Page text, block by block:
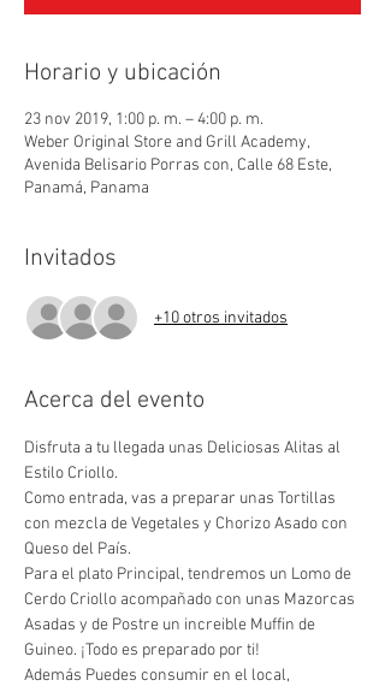
Horario y ubicación
23 nov 2019, 1:00 p. m. – 4:00 p. m.
Weber Original Store and Grill Academy,
Avenida Belisario Porras con, Calle 68 Este,
Panamá, Panama
Invitados
+10 otros invitados
Acerca del evento
Disfruta a tu llegada unas Deliciosas Alitas al
Estilo Criollo.
Como entrada, vas a preparar unas Tortillas
con mezcla de Vegetales y Chorizo Asado con
Queso del País.
Para el plato Principal, tendremos un Lomo de
Cerdo Criollo acompañado con unas Mazorcas
Asadas y de Postre un increible Muffin de
Guineo. ¡Todo es preparado por ti!
Además Puedes consumir en el local,